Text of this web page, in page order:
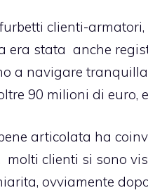
furbetti clienti-
era stata anche
a navigare
90 milioni di euro, e
articolata ha
clienti si sono
ovviamente